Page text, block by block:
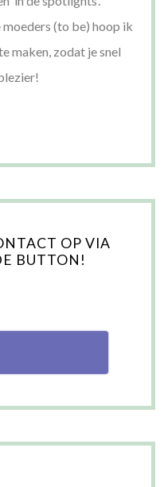
moeders (to be) hoop ik
maken, zodat je snel
OP VIA
BUTTON!